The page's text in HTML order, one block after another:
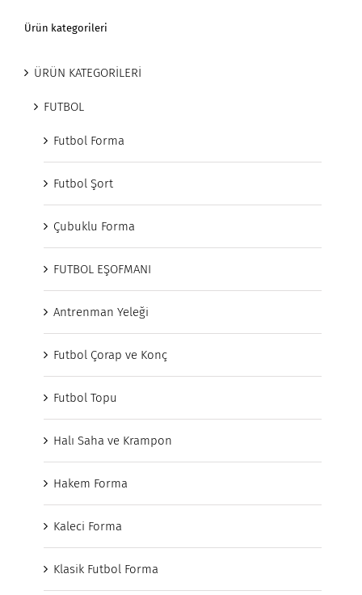
Ürün kategorileri
ÜRÜN KATEGORİLERİ
FUTBOL
Futbol Forma
Futbol Şort
Çubuklu Forma
FUTBOL EŞOFMANI
Antrenman Yeleği
Futbol Çorap ve Konç
Futbol Topu
Halı Saha ve Krampon
Hakem Forma
Kaleci Forma
Klasik Futbol Forma